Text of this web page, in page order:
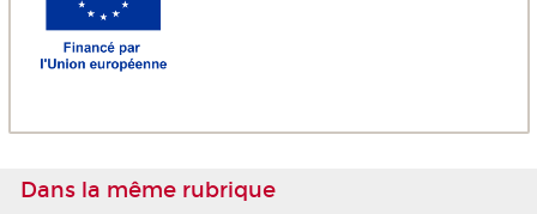
Dans la même rubrique